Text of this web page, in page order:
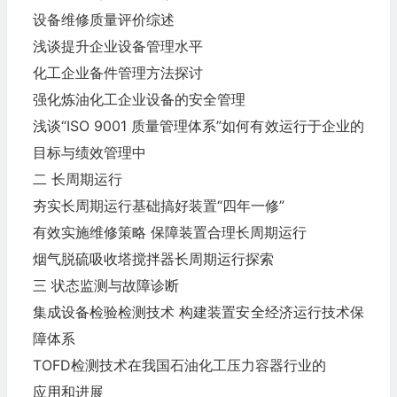
设备维修质量评价综述
浅谈提升企业设备管理水平
化工企业备件管理方法探讨
强化炼油化工企业设备的安全管理
浅谈“ISO 9001 质量管理体系”如何有效运行于企业的
目标与绩效管理中
二 长周期运行
夯实长周期运行基础搞好装置“四年一修”
有效实施维修策略 保障装置合理长周期运行
烟气脱硫吸收塔搅拌器长周期运行探索
三 状态监测与故障诊断
集成设备检验检测技术 构建装置安全经济运行技术保
障体系
TOFD检测技术在我国石油化工压力容器行业的
应用和进展